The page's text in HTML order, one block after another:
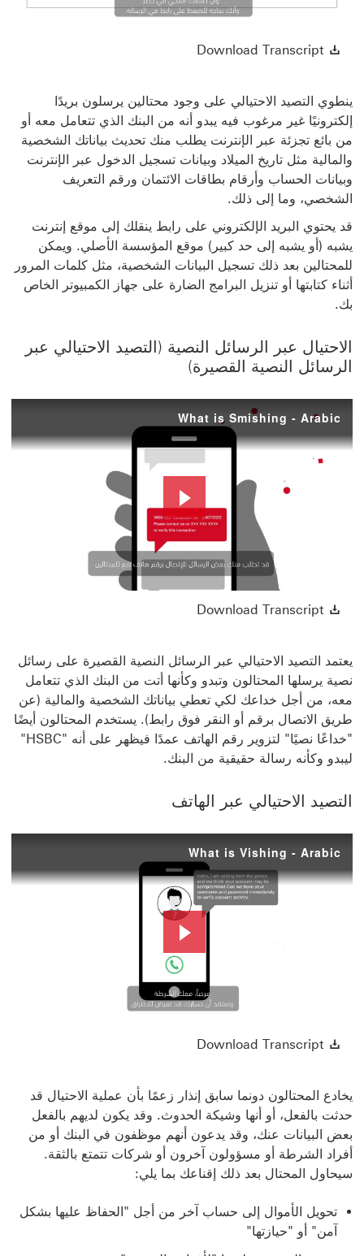
Download Transcript
ينطوي التصيد الاحتيالي على وجود محتالين يرسلون بريدًا
إلكترونيًا غير مرغوب فيه يبدو أنه من البنك الذي تتعامل معه أو
من بائع تجزئة عبر الإنترنت يطلب منك تحديث بياناتك الشخصية
والمالية مثل تاريخ الميلاد وبيانات تسجيل الدخول عبر الإنترنت
وبيانات الحساب وأرقام بطاقات الائتمان ورقم التعريف
الشخصي، وما إلى ذلك.
قد يحتوي البريد الإلكتروني على رابط ينقلك إلى موقع إنترنت
يشبه (أو يشبه إلى حد كبير) موقع المؤسسة الأصلي. ويمكن
للمحتالين بعد ذلك تسجيل البيانات الشخصية، مثل كلمات المرور
أثناء كتابتها أو تنزيل البرامج الضارة على جهاز الكمبيوتر الخاص
بك.
الاحتيال عبر الرسائل النصية (التصيد الاحتيالي عبر
الرسائل النصية القصيرة)
What is Smishing - Arabic
Play
Download Transcript
يعتمد التصيد الاحتيالي عبر الرسائل النصية القصيرة على رسائل
نصية يرسلها المحتالون وتبدو وكأنها أتت من البنك الذي تتعامل
معه، من أجل خداعك لكي تعطي بياناتك الشخصية والمالية (عن
طريق الاتصال برقم أو النقر فوق رابط). يستخدم المحتالون أيضًا
"خداعًا نصيًا" لتزوير رقم الهاتف عمدًا فيظهر على أنه "HSBC"
ليبدو وكأنه رسالة حقيقية من البنك.
التصيد الاحتيالي عبر الهاتف
What is Vishing - Arabic
Play
Download Transcript
يخادع المحتالون دونما سابق إنذار زعمًا بأن عملية الاحتيال قد
حدثت بالفعل، أو أنها وشيكة الحدوث. وقد يكون لديهم بالفعل
بعض البيانات عنك، وقد يدعون أنهم موظفون في البنك أو من
أفراد الشرطة أو مسؤولون آخرون أو شركات تتمتع بالثقة.
سيحاول المحتال بعد ذلك إقناعك بما يلي:
تحويل الأموال إلى حساب آخر من أجل "الحفاظ عليها بشكل
آمن" أو "حيازتها"